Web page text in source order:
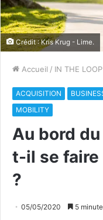
Crédit : Kris Krug - Lime.
Accueil / IN THE LOOP
ACQUISITION
MOBILITY
Au bord
t-il se faire
?
05/05/2020 5